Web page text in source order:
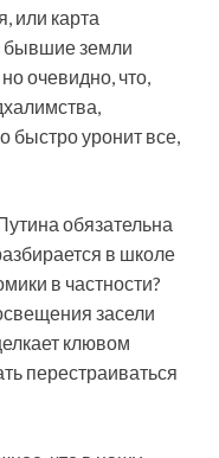
или карта
бывшие земли
очевидно, что,
быстро уронит все,
обязательна
в школе
в частности?
засели
клювом
перестраиваться